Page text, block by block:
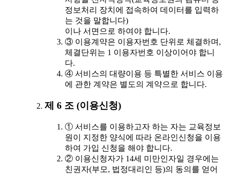
정보처리 장치에 접속하여 데이터를 입력하
는 것을 말합니다)
이나 서면으로 하여야 합니다.
③ 이용계약은 이용자번호 단위로 체결하며,
체결단위는 1 이용자번호 이상이어야 합니
다.
④ 서비스의 대량이용 등 특별한 서비스 이용
에 관한 계약은 별도의 계약으로 합니다.
제 6 조 (이용신청)
① 서비스를 이용하고자 하는 자는 교육정보
원이 지정한 양식에 따라 온라인신청을 이용
하여 가입 신청을 해야 합니다.
② 이용신청자가 14세 미만인자일 경우에는
친권자(부모, 법정대리인 등)의 동의를 얻어